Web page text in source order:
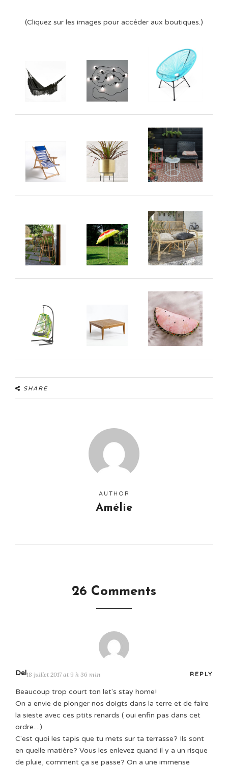
(Cliquez sur les images pour accéder aux boutiques.)
SHARE
AUTHOR
Amélie
26 Comments
Del18 juillet 2017 at 9 h 36 min REPLY
Beaucoup trop court ton let's stay home!
On a envie de plonger nos doigts dans la terre et de faire
la sieste avec ces ptits renards ( oui enfin pas dans cet
ordre....)
C'est quoi les tapis que tu mets sur ta terrasse? Ils sont
en quelle matière? Vous les enlevez quand il y a un risque
de pluie, comment ça se passe? On a une immense